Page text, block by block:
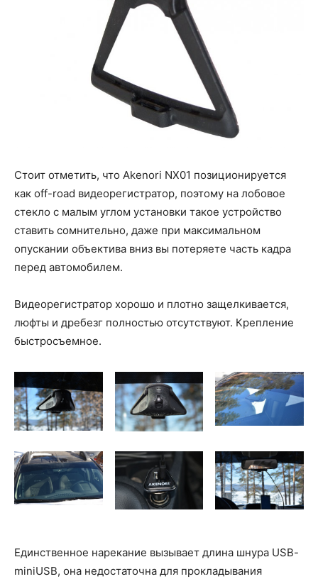
Стоит отметить, что Akenori NX01 позиционируется
как off-road видеорегистратор, поэтому на лобовое
стекло с малым углом установки такое устройство
ставить сомнительно, даже при максимальном
опускании объектива вниз вы потеряете часть кадра
перед автомобилем.
Видеорегистратор хорошо и плотно защелкивается,
люфты и дребезг полностью отсутствуют. Крепление
быстросъемное.
Единственное нарекание вызывает длина шнура USB-
miniUSB, она недостаточна для прокладывания